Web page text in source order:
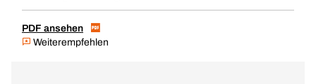
PDF ansehen
Weiterempfehlen